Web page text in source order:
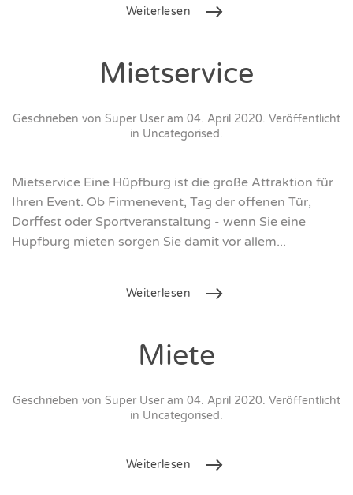
Weiterlesen
Mietservice
Geschrieben von Super User am 04. April 2020. Veröffentlicht
in Uncategorised.
Mietservice Eine Hüpfburg ist die große Attraktion für
Ihren Event. Ob Firmenevent, Tag der offenen Tür,
Dorffest oder Sportveranstaltung - wenn Sie eine
Hüpfburg mieten sorgen Sie damit vor allem...
Weiterlesen
Miete
Geschrieben von Super User am 04. April 2020. Veröffentlicht
in Uncategorised.
Weiterlesen